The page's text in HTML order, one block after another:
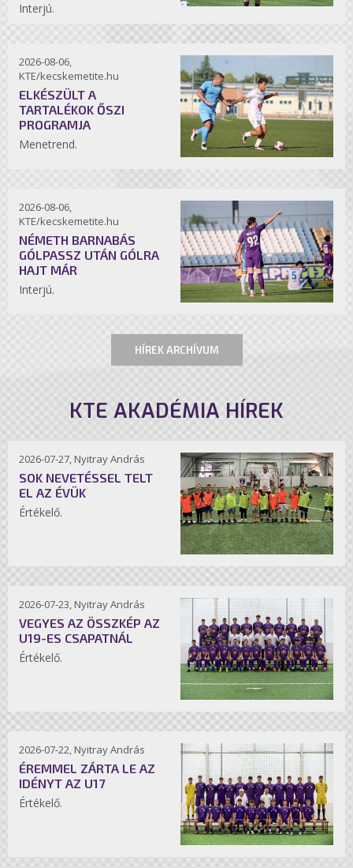
Interjú.
2026-08-06,
KTE/kecskemetite.hu
ELKÉSZÜLT A
TARTALÉKOK ŐSZI
PROGRAMJA
Menetrend.
2026-08-06,
KTE/kecskemetite.hu
NÉMETH BARNABÁS
GÓLPASSZ UTÁN GÓLRA
HAJT MÁR
Interjú.
HÍREK ARCHÍVUM
KTE AKADÉMIA HÍREK
2026-07-27, Nyitray András
SOK NEVETÉSSEL TELT
EL AZ ÉVÜK
Értékelő.
2026-07-23, Nyitray András
VEGYES AZ ÖSSZKÉP AZ
U19-ES CSAPATNÁL
Értékelő.
2026-07-22, Nyitray András
ÉREMMEL ZÁRTA LE AZ
IDÉNYT AZ U17
Értékelő.